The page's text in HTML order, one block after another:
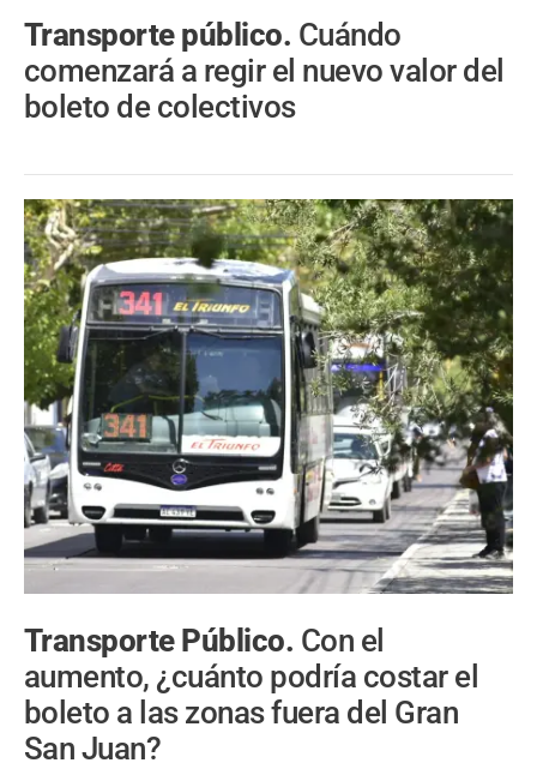
Transporte público. Cuándo
comenzará a regir el nuevo valor del
boleto de colectivos
Transporte Público. Con el
aumento, ¿cuánto podría costar el
boleto a las zonas fuera del Gran
San Juan?